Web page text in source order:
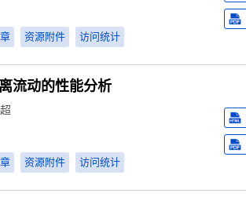
资源附件 访问统计
流动的性能分析
资源附件 访问统计